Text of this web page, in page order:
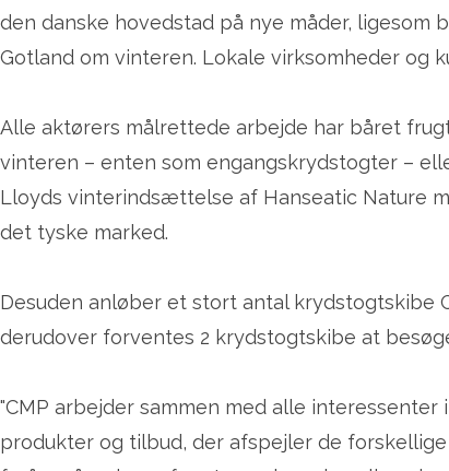
den danske hovedstad på nye måder, ligesom
Gotland om vinteren. Lokale virksomheder og
Alle aktørers målrettede arbejde har båret
vinteren – enten som engangskrydstogter –
Lloyds vinterindsættelse af Hanseatic Nature
det tyske marked.
Desuden anløber et stort antal krydstogtskibe
derudover forventes 2 krydstogtskibe at
"CMP arbejder sammen med alle
produkter og tilbud, der afspejler de